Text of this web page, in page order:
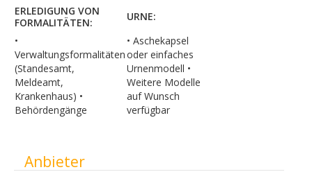
ERLEDIGUNG VON
FORMALITÄTEN:
URNE:
•
Verwaltungsformalitäten
(Standesamt,
Meldeamt,
Krankenhaus) •
Behördengänge
• Aschekapsel
oder einfaches
Urnenmodell •
Weitere Modelle
auf Wunsch
verfügbar
Ausblenden
Anbieter